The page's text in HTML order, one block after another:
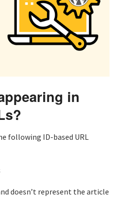
in
following ID-based URL
doesn’t represent the article